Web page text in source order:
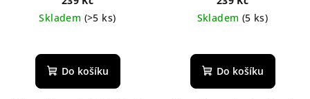
Skladem (>5 ks)
Do košíku
Skladem (5 ks)
Do košíku